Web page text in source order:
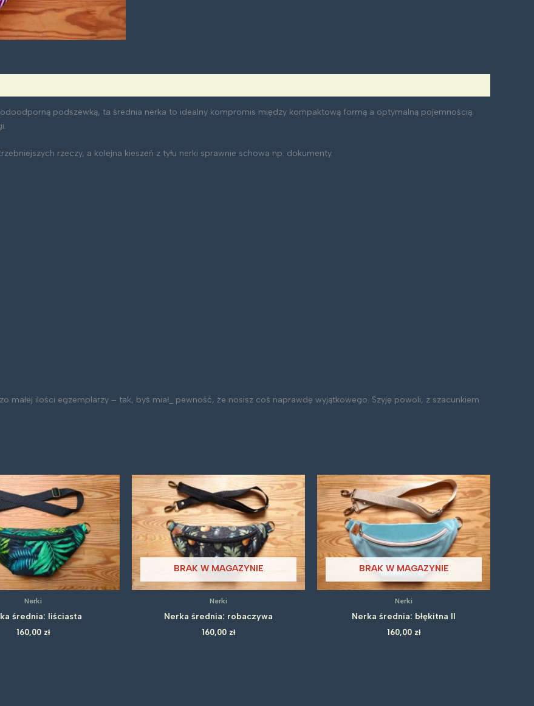
podszewką, ta średnia nerka to idealny kompromis między kompaktową formą a optymalną pojemnością.
rzeczy, a kolejna kieszeń z tyłu nerki sprawnie schowa np. dokumenty.
małej ilości egzemplarzy – tak, byś miał_ pewność, że nosisz coś naprawdę wyjątkowego. Szyję powoli, z szacunkiem
Nerki
średnia: liściasta
160,00 zł
BRAK W MAGAZYNIE
Nerki
Nerka średnia: robaczywa
160,00 zł
BRAK W MAGAZYNIE
Nerki
Nerka średnia: błękitna II
160,00 zł